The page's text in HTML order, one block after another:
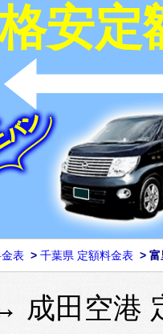
安定
表 > 千葉県 定額料金表 > 富
成田空港